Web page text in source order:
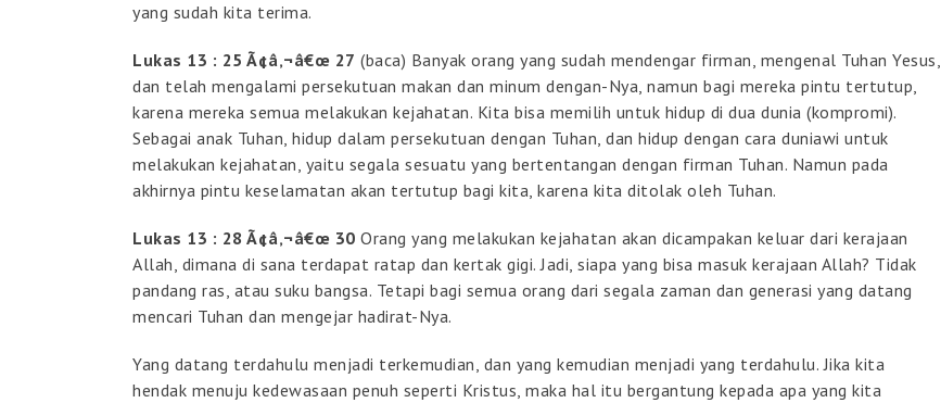
yang sudah kita terima.
Lukas 13 : 25 Ã¢â‚¬â€œ 27 (baca) Banyak orang yang sudah mendengar firman, mengenal Tuhan Yesus,
dan telah mengalami persekutuan makan dan minum dengan-Nya, namun bagi mereka pintu tertutup,
karena mereka semua melakukan kejahatan. Kita bisa memilih untuk hidup di dua dunia (kompromi).
Sebagai anak Tuhan, hidup dalam persekutuan dengan Tuhan, dan hidup dengan cara duniawi untuk
melakukan kejahatan, yaitu segala sesuatu yang bertentangan dengan firman Tuhan. Namun pada
akhirnya pintu keselamatan akan tertutup bagi kita, karena kita ditolak oleh Tuhan.
Lukas 13 : 28 Ã¢â‚¬â€œ 30 Orang yang melakukan kejahatan akan dicampakan keluar dari kerajaan
Allah, dimana di sana terdapat ratap dan kertak gigi. Jadi, siapa yang bisa masuk kerajaan Allah? Tidak
pandang ras, atau suku bangsa. Tetapi bagi semua orang dari segala zaman dan generasi yang datang
mencari Tuhan dan mengejar hadirat-Nya.
Yang datang terdahulu menjadi terkemudian, dan yang kemudian menjadi yang terdahulu. Jika kita
hendak menuju kedewasaan penuh seperti Kristus, maka hal itu bergantung kepada apa yang kita